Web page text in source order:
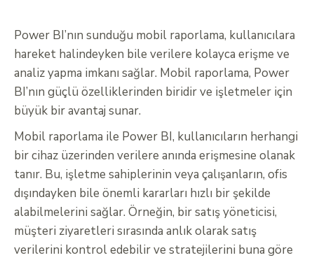
Power BI’nın sunduğu mobil raporlama, kullanıcılara
hareket halindeyken bile verilere kolayca erişme ve
analiz yapma imkanı sağlar. Mobil raporlama, Power
BI’nın güçlü özelliklerinden biridir ve işletmeler için
büyük bir avantaj sunar.
Mobil raporlama ile Power BI, kullanıcıların herhangi
bir cihaz üzerinden verilere anında erişmesine olanak
tanır. Bu, işletme sahiplerinin veya çalışanların, ofis
dışındayken bile önemli kararları hızlı bir şekilde
alabilmelerini sağlar. Örneğin, bir satış yöneticisi,
müşteri ziyaretleri sırasında anlık olarak satış
verilerini kontrol edebilir ve stratejilerini buna göre